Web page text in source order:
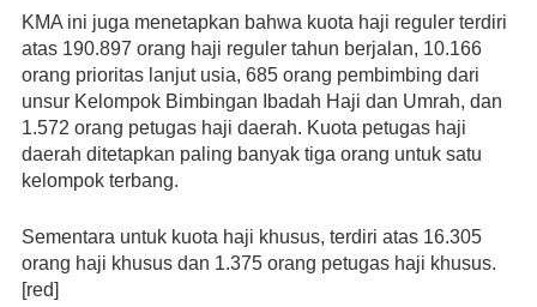
KMA ini juga menetapkan bahwa kuota haji reguler terdiri
atas 190.897 orang haji reguler tahun berjalan, 10.166
orang prioritas lanjut usia, 685 orang pembimbing dari
unsur Kelompok Bimbingan Ibadah Haji dan Umrah, dan
1.572 orang petugas haji daerah. Kuota petugas haji
daerah ditetapkan paling banyak tiga orang untuk satu
kelompok terbang.
Sementara untuk kuota haji khusus, terdiri atas 16.305
orang haji khusus dan 1.375 orang petugas haji khusus.
[red]